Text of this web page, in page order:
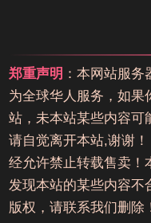
郑重声明 ：本网站服
为全球华人服务，如果
站，未本站某些内容可
请自觉离开本站,谢谢
经允许禁止转载售卖！
发现本站的某些内容不
版权，请联系我们删除